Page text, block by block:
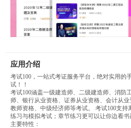
应用介绍
考试100，一站式考证服务平台，绝对实用的
试！！
考试100涵盖一级建造师、二级建造师、消防
师、银行从业资格、证券从业资格、会计从业
教师资格、中级经济师等考试。 考试100支
练习与模拟考试；章节练习更可以让你边看书
主要特性：